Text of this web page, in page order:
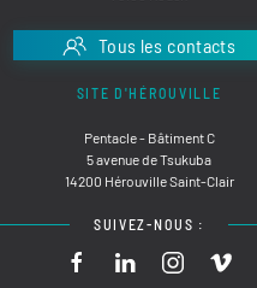
Tous les contacts
SITE D'HÉROUVILLE
Pentacle - Bâtiment C
5 avenue de Tsukuba
14200 Hérouville Saint-Clair
SUIVEZ-NOUS :